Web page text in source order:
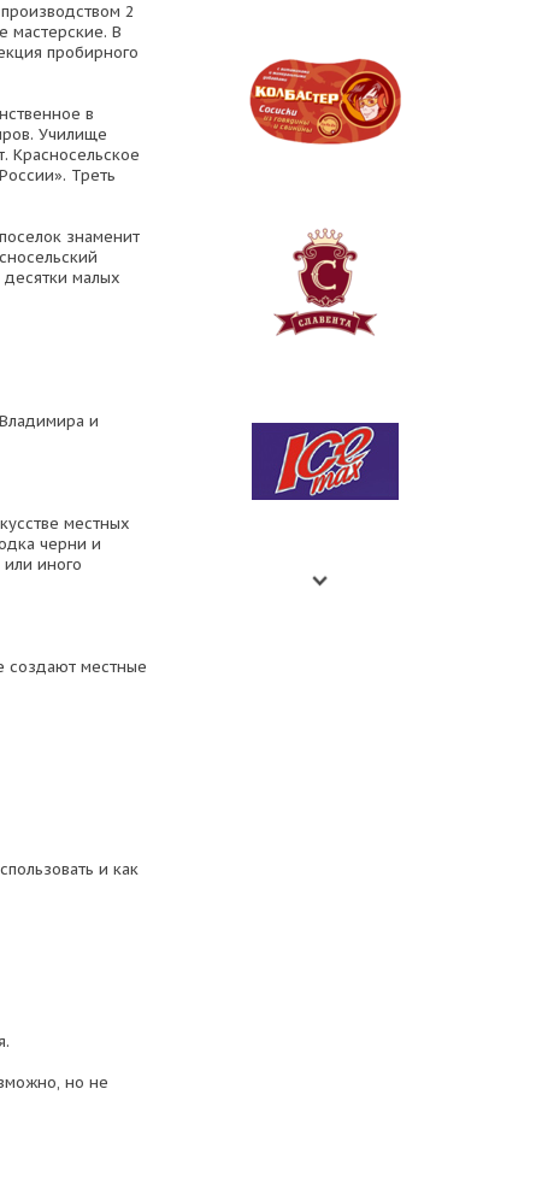
2
мастерские. В
пробирного
в
Училище
Красносельское
Треть
знаменит
малых
и
местных
черни и
иного
создают местные
и как
но не